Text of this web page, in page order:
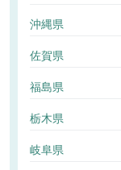
沖縄県
佐賀県
福島県
栃木県
岐阜県